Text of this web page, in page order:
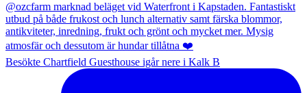
Besökte Chartfield Guesthouse igår nere i Kalk B